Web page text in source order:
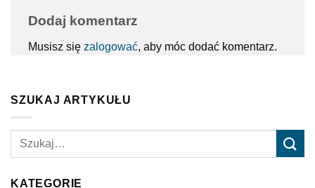
Dodaj komentarz
Musisz się zalogować, aby móc dodać komentarz.
SZUKAJ ARTYKUŁU
KATEGORIE